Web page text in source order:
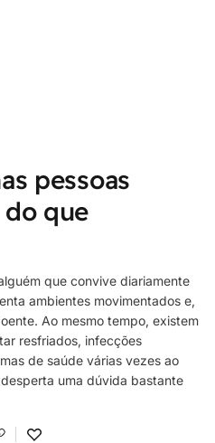
pessoas
que
que convive diariamente
ambientes movimentados e,
Ao mesmo tempo, existem
resfriados, infecções
de saúde várias vezes ao
uma dúvida bastante